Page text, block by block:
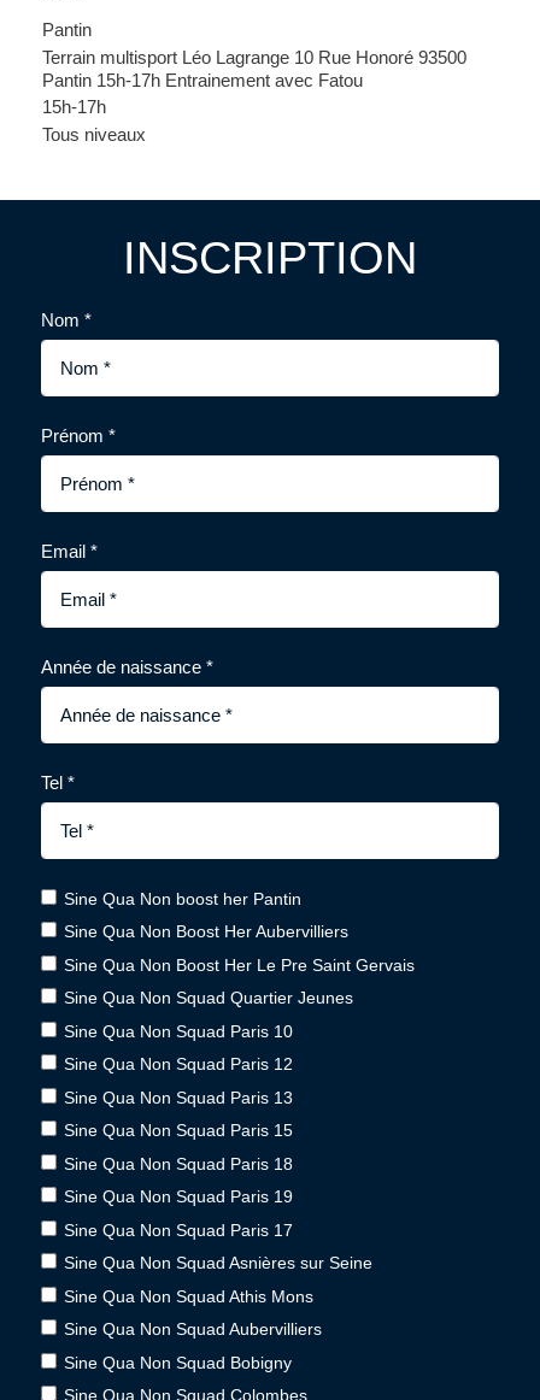
Pantin
Terrain multisport Léo Lagrange 10 Rue Honoré 93500
Pantin 15h-17h Entrainement avec Fatou
15h-17h
Tous niveaux
INSCRIPTION
Nom *
Prénom *
Email *
Année de naissance *
Tel *
Sine Qua Non boost her Pantin
Sine Qua Non Boost Her Aubervilliers
Sine Qua Non Boost Her Le Pre Saint Gervais
Sine Qua Non Squad Quartier Jeunes
Sine Qua Non Squad Paris 10
Sine Qua Non Squad Paris 12
Sine Qua Non Squad Paris 13
Sine Qua Non Squad Paris 15
Sine Qua Non Squad Paris 18
Sine Qua Non Squad Paris 19
Sine Qua Non Squad Paris 17
Sine Qua Non Squad Asnières sur Seine
Sine Qua Non Squad Athis Mons
Sine Qua Non Squad Aubervilliers
Sine Qua Non Squad Bobigny
Sine Qua Non Squad Colombes